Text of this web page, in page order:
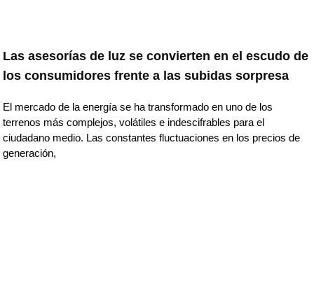
Las asesorías de luz se convierten en el escudo de
los consumidores frente a las subidas sorpresa
El mercado de la energía se ha transformado en uno de los
terrenos más complejos, volátiles e indescifrables para el
ciudadano medio. Las constantes fluctuaciones en los precios de
generación,